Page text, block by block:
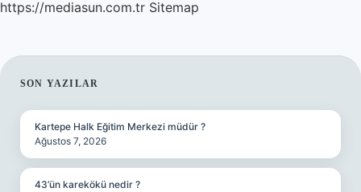
https://mediasun.com.tr Sitemap
SIDEBAR
SON YAZILAR
Kartepe Halk Eğitim Merkezi müdür ?
Ağustos 7, 2026
43’ün karekökü nedir ?